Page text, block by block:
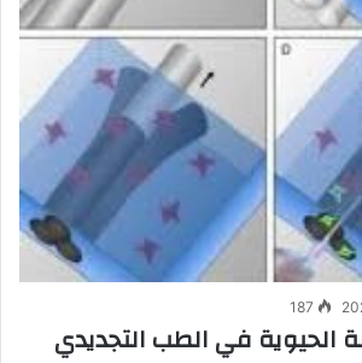
187
الحيوية في الطب التجديدي